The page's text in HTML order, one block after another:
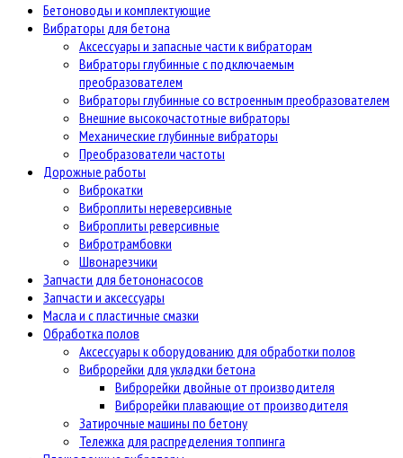
Бетоноводы и комплектующие
Вибраторы для бетона
Аксессуары и запасные части к вибраторам
Вибраторы глубинные с подключаемым
преобразователем
Вибраторы глубинные со встроенным преобразователем
Внешние высокочастотные вибраторы
Механические глубинные вибраторы
Преобразователи частоты
Дорожные работы
Виброкатки
Виброплиты нереверсивные
Виброплиты реверсивные
Вибротрамбовки
Швонарезчики
Запчасти для бетононасосов
Запчасти и аксессуары
Масла и с пластичные смазки
Обработка полов
Аксессуары к оборудованию для обработки полов
Виброрейки для укладки бетона
Виброрейки двойные от производителя
Виброрейки плавающие от производителя
Затирочные машины по бетону
Тележка для распределения топпинга